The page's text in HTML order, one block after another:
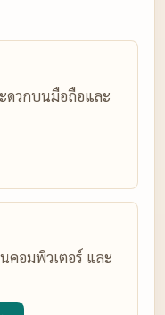
ดวกบนมือถือและ
คอมพิวเตอร์ และ